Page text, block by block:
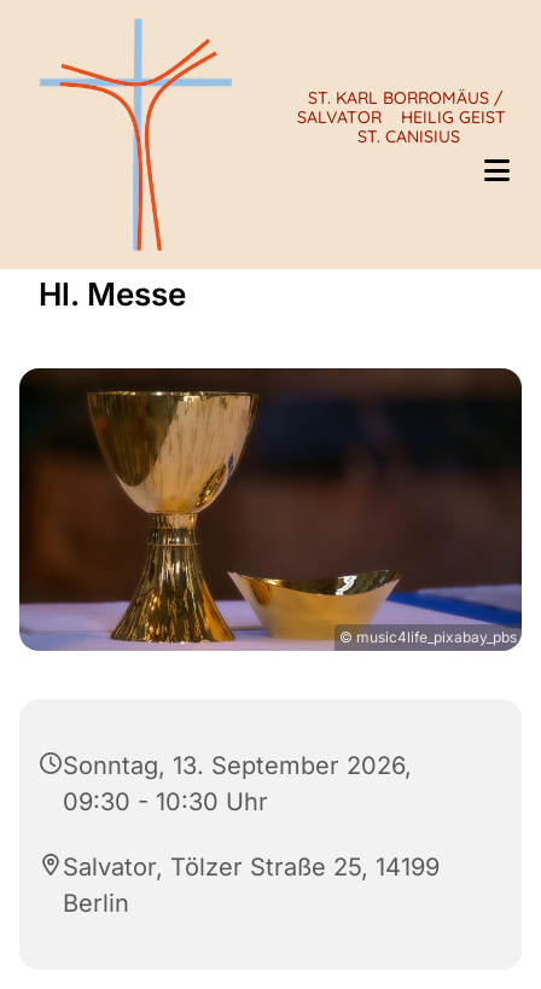
ST. KARL BORROMÄUS /
SALVATOR
HEILIG GEIST
ST. CANISIUS
Hl. Messe
© music4life_pixabay_pbs
Sonntag, 13. September 2026,
09:30 - 10:30 Uhr
Salvator, Tölzer Straße 25, 14199
Berlin